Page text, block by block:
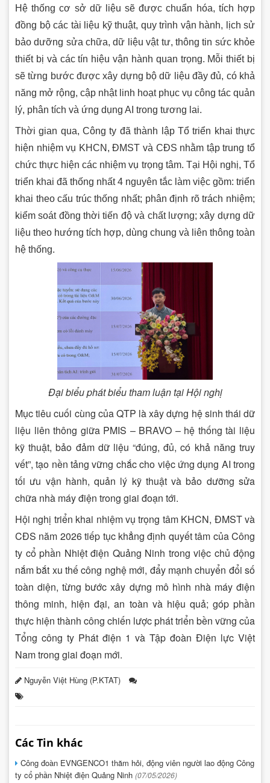
Hệ thống cơ sở dữ liệu sẽ được chuẩn hóa, tích hợp
đồng bộ các tài liệu kỹ thuật, quy trình vận hành, lịch sử
bảo dưỡng sửa chữa, dữ liệu vật tư, thông tin sức khỏe
thiết bị và các tín hiệu vận hành quan trọng. Mỗi thiết bị
sẽ từng bước được xây dựng bộ dữ liệu đầy đủ, có khả
năng mở rộng, cập nhật linh hoạt phục vụ công tác quản
lý, phân tích và ứng dụng AI trong tương lai.
Thời gian qua, Công ty đã thành lập Tổ triển khai thực
hiện nhiệm vụ KHCN, ĐMST và CĐS nhằm tập trung tổ
chức thực hiện các nhiệm vụ trọng tâm. Tại Hội nghị, Tổ
triển khai đã thống nhất 4 nguyên tắc làm việc gồm: triển
khai theo cấu trúc thống nhất; phân định rõ trách nhiệm;
kiểm soát đồng thời tiến độ và chất lượng; xây dựng dữ
liệu theo hướng tích hợp, dùng chung và liên thông toàn
hệ thống.
Đại biểu phát biểu tham luận tại Hội nghị
Mục tiêu cuối cùng của QTP là xây dựng hệ sinh thái dữ
liệu liên thông giữa PMIS – BRAVO – hệ thống tài liệu
kỹ thuật, bảo đảm dữ liệu “đúng, đủ, có khả năng truy
vết”, tạo nền tảng vững chắc cho việc ứng dụng AI trong
tối ưu vận hành, quản lý kỹ thuật và bảo dưỡng sửa
chữa nhà máy điện trong giai đoạn tới.
Hội nghị triển khai nhiệm vụ trọng tâm KHCN, ĐMST và
CĐS năm 2026 tiếp tục khẳng định quyết tâm của Công
ty cổ phần Nhiệt điện Quảng Ninh trong việc chủ động
nắm bắt xu thế công nghệ mới, đẩy mạnh chuyển đổi số
toàn diện, từng bước xây dựng mô hình nhà máy điện
thông minh, hiện đại, an toàn và hiệu quả; góp phần
thực hiện thành công chiến lược phát triển bền vững của
Tổng công ty Phát điện 1 và Tập đoàn Điện lực Việt
Nam trong giai đoạn mới.
Nguyễn Việt Hùng (P.KTAT)
Các Tin khác
Công đoàn EVNGENCO1 thăm hỏi, động viên người lao động Công
ty cổ phần Nhiệt điện Quảng Ninh (07/05/2026)